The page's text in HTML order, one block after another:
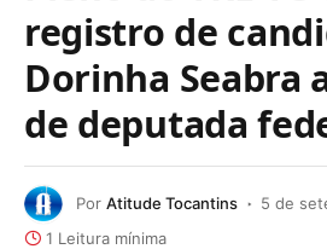
registro de
Dorinha Seabra
de deputada
Por Atitude Tocantins
5 de
1 Leitura mínima